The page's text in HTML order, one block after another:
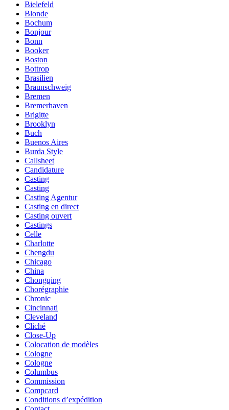
Bielefeld
Blonde
Bochum
Bonjour
Bonn
Booker
Boston
Bottrop
Brasilien
Braunschweig
Bremen
Bremerhaven
Brigitte
Brooklyn
Buch
Buenos Aires
Burda Style
Callsheet
Candidature
Casting
Casting
Casting Agentur
Casting en direct
Casting ouvert
Castings
Celle
Charlotte
Chengdu
Chicago
China
Chongqing
Chorégraphie
Chronic
Cincinnati
Cleveland
Cliché
Close-Up
Colocation de modèles
Cologne
Cologne
Columbus
Commission
Compcard
Conditions d’expédition